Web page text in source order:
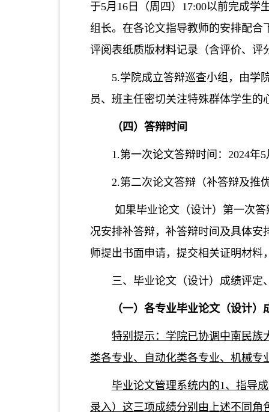
于5月16 日（周四）17:00以前完成
组长。 在各论文指导教师的安排配合
评阅表纸质版材料记录（含评价、评
5.学院成立答辩巡查小组，由学
员、班主任密切关注特殊群体学生
（四）答辩时间
1.第一次论文答辩时间：2024年
2.第二次论文答辩（补答辩及推
如果毕业论文（设计）第一次
况安排补答辩，补答辩时间及具体安
师提出书面申请，提交相关证明材
三、毕业论文（设计）成绩评定
（一）各专业毕业论文（设计）
特别提示：学院已协调中南民族
类各专业、自动化类各专业、机械
毕业论文管理系统内的1、 指导
录入） 这三项成绩分别由上述不同角